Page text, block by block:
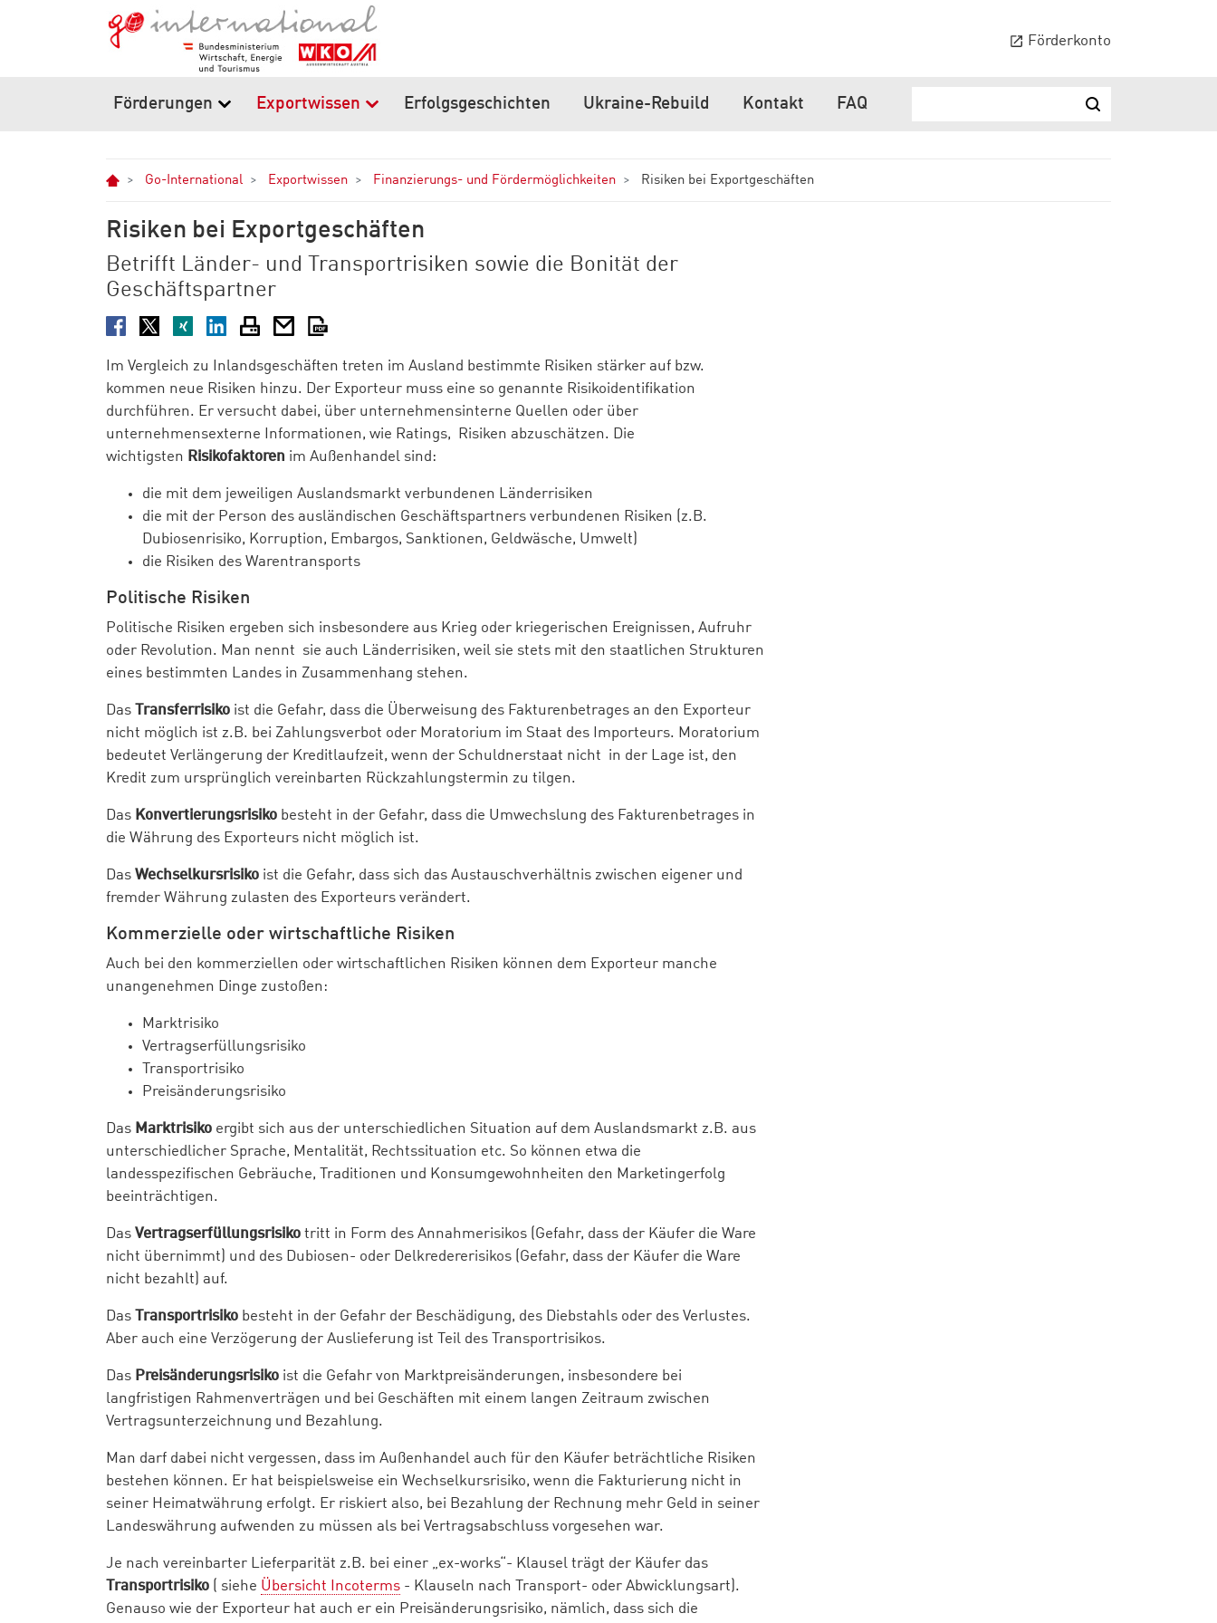
Zum Hauptinhalt springen
Zur Navigation springen
Zum Footer springen
Förderungen Exportwissen Erfolgsgeschichten Ukraine-Rebuild Kontakt FAQSuchbegriff ... Suchen
Förderkonto
Home Go-International Exportwissen Finanzierungs- und Fördermöglichkeiten Risiken bei Exportgeschäften
Risiken bei Exportgeschäften
Betrifft Länder- und Transportrisiken sowie die Bonität der
Geschäftspartner
Facebook
TwitterXINGLinkedIn
Drucken
E-Mail
PDF
Im Vergleich zu Inlandsgeschäften treten im Ausland bestimmte Risiken stärker auf bzw.
kommen neue Risiken hinzu. Der Exporteur muss eine so genannte Risikoidentifikation
durchführen. Er versucht dabei, über unternehmensinterne Quellen oder über
unternehmensexterne Informationen, wie Ratings, Risiken abzuschätzen. Die
wichtigsten Risikofaktoren im Außenhandel sind:
die mit dem jeweiligen Auslandsmarkt verbundenen Länderrisiken
die mit der Person des ausländischen Geschäftspartners verbundenen Risiken (z.B.
Dubiosenrisiko, Korruption, Embargos, Sanktionen, Geldwäsche, Umwelt)
die Risiken des Warentransports
Politische Risiken
Politische Risiken ergeben sich insbesondere aus Krieg oder kriegerischen Ereignissen, Aufruhr
oder Revolution. Man nennt sie auch Länderrisiken, weil sie stets mit den staatlichen Strukturen
eines bestimmten Landes in Zusammenhang stehen.
Das Transferrisiko ist die Gefahr, dass die Überweisung des Fakturenbetrages an den Exporteur
nicht möglich ist z.B. bei Zahlungsverbot oder Moratorium im Staat des Importeurs. Moratorium
bedeutet Verlängerung der Kreditlaufzeit, wenn der Schuldnerstaat nicht in der Lage ist, den
Kredit zum ursprünglich vereinbarten Rückzahlungstermin zu tilgen.
Das Konvertierungsrisiko besteht in der Gefahr, dass die Umwechslung des Fakturenbetrages in
die Währung des Exporteurs nicht möglich ist.
Das Wechselkursrisiko ist die Gefahr, dass sich das Austauschverhältnis zwischen eigener und
fremder Währung zulasten des Exporteurs verändert.
Kommerzielle oder wirtschaftliche Risiken
Auch bei den kommerziellen oder wirtschaftlichen Risiken können dem Exporteur manche
unangenehmen Dinge zustoßen:
Marktrisiko
Vertragserfüllungsrisiko
Transportrisiko
Preisänderungsrisiko
Das Marktrisiko ergibt sich aus der unterschiedlichen Situation auf dem Auslandsmarkt z.B. aus
unterschiedlicher Sprache, Mentalität, Rechtssituation etc. So können etwa die
landesspezifischen Gebräuche, Traditionen und Konsumgewohnheiten den Marketingerfolg
beeinträchtigen.
Das Vertragserfüllungsrisiko tritt in Form des Annahmerisikos (Gefahr, dass der Käufer die Ware
nicht übernimmt) und des Dubiosen- oder Delkredererisikos (Gefahr, dass der Käufer die Ware
nicht bezahlt) auf.
Das Transportrisiko besteht in der Gefahr der Beschädigung, des Diebstahls oder des Verlustes.
Aber auch eine Verzögerung der Auslieferung ist Teil des Transportrisikos.
Das Preisänderungsrisiko ist die Gefahr von Marktpreisänderungen, insbesondere bei
langfristigen Rahmenverträgen und bei Geschäften mit einem langen Zeitraum zwischen
Vertragsunterzeichnung und Bezahlung.
Man darf dabei nicht vergessen, dass im Außenhandel auch für den Käufer beträchtliche Risiken
bestehen können. Er hat beispielsweise ein Wechselkursrisiko, wenn die Fakturierung nicht in
seiner Heimatwährung erfolgt. Er riskiert also, bei Bezahlung der Rechnung mehr Geld in seiner
Landeswährung aufwenden zu müssen als bei Vertragsabschluss vorgesehen war.
Je nach vereinbarter Lieferparität z.B. bei einer „ex-works“- Klausel trägt der Käufer das
Transportrisiko ( siehe Übersicht Incoterms - Klauseln nach Transport- oder Abwicklungsart).
Genauso wie der Exporteur hat auch er ein Preisänderungsrisiko, nämlich, dass sich die